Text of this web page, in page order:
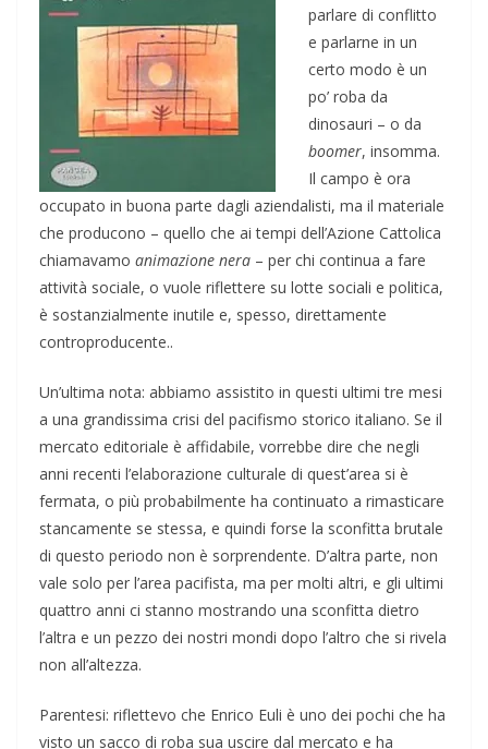
parlare di conflitto
e parlarne in un
certo modo è un
po’ roba da
dinosauri – o da
boomer, insomma.
Il campo è ora
occupato in buona parte dagli aziendalisti, ma il materiale
che producono – quello che ai tempi dell’Azione Cattolica
chiamavamo animazione nera – per chi continua a fare
attività sociale, o vuole riflettere su lotte sociali e politica,
è sostanzialmente inutile e, spesso, direttamente
controproducente..
Un’ultima nota: abbiamo assistito in questi ultimi tre mesi
a una grandissima crisi del pacifismo storico italiano. Se il
mercato editoriale è affidabile, vorrebbe dire che negli
anni recenti l’elaborazione culturale di quest’area si è
fermata, o più probabilmente ha continuato a rimasticare
stancamente se stessa, e quindi forse la sconfitta brutale
di questo periodo non è sorprendente. D’altra parte, non
vale solo per l’area pacifista, ma per molti altri, e gli ultimi
quattro anni ci stanno mostrando una sconfitta dietro
l’altra e un pezzo dei nostri mondi dopo l’altro che si rivela
non all’altezza.
Parentesi: riflettevo che Enrico Euli è uno dei pochi che ha
visto un sacco di roba sua uscire dal mercato e ha